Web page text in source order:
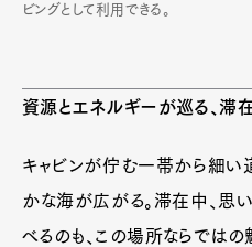
ビングとして利用できる。
資源とエネルギーが巡る、滞
キャビンが佇む一帯から細い
かな海が広がる。滞在中、思
べるのも、この場所ならではの